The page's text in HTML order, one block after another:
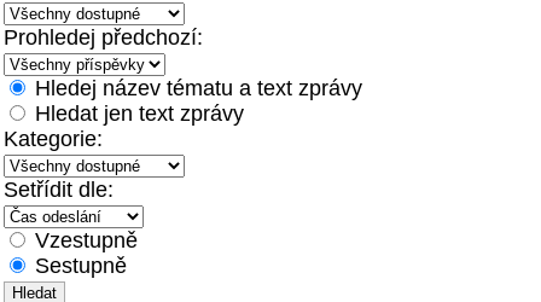
Prohledej předchozí:
Hledej název tématu a text zprávy
Hledat jen text zprávy
Kategorie:
Setřídit dle:
Vzestupně
Sestupně